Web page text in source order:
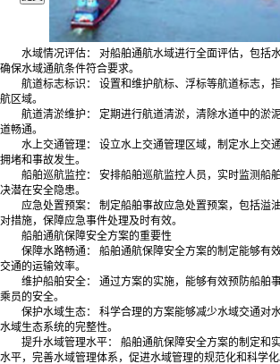
水域情况评估： 对船舶通航水域进行全面评估，包括
确保水域通航条件符合要求。
航道标志标识： 设置和维护航标、浮标等航道标志，
航区域。
航道清淤维护： 定期进行航道清淤，清除水道中的淤
道畅通。
水上交通管理： 设立水上交通管理区域，制定水上交
拥堵和事故发生。
船舶巡航监控： 安排船舶巡航监控人员，实时监测船
决潜在安全隐患。
应急处置预案： 制定船舶事故应急处置预案，包括溢
对措施，保障应急事件处理及时有效。
船舶通航保障安全方案的重要性
保障水路畅通： 船舶通航保障安全方案的制定能够有
交通的运输效率。
维护船舶安全： 通过方案的实施，能够有效预防船舶
乘员的安全。
保护水域生态： 科学合理的方案能够减少水域交通对
水域生态系统的完整性。
提升水域管理水平： 船舶通航保障安全方案的制定和
水平，完善水域管理体系，促进水域管理的规范化和科学化